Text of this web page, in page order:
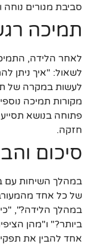
סביבת מגורים נוחה
תמיכה
לאחר הלידה,
לשאול: "איך ניתן
לעשות במקרה של
מקורות תמיכה
פתוחה בנושא
חזקה.
סיכום
במהלך השיחות עם
של כל אחד
במהלך הלידה?",
ביותר?" ו"מהן
אחד להבין את